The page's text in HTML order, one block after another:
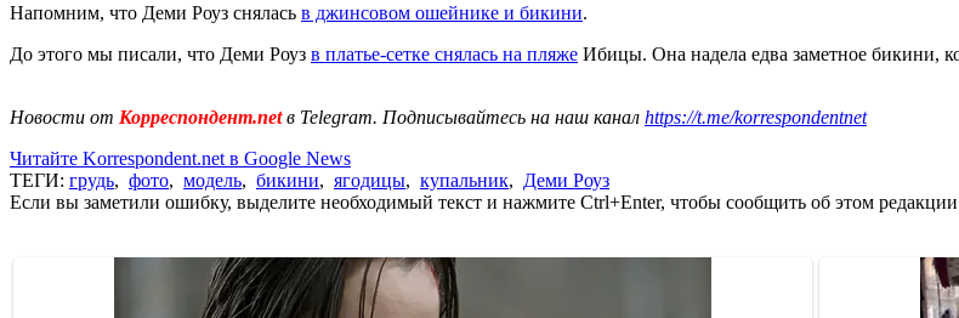
Напомним, что Деми Роуз снялась в джинсовом ошейнике и бикини.
До этого мы писали, что Деми Роуз в платье-сетке снялась на пляже Ибицы. Она надела едва заметное бикини,
Новости от Корреспондент.netв Telegram. Подписывайтесь на наш канал https://t.me/korrespondentnet
Читайте Korrespondent.net в Google News
ТЕГИ: грудь, фото, модель, бикини, ягодицы, купальник, Деми Роуз
Если вы заметили ошибку, выделите необходимый текст и нажмите Ctrl+Enter, чтобы сообщить об этом